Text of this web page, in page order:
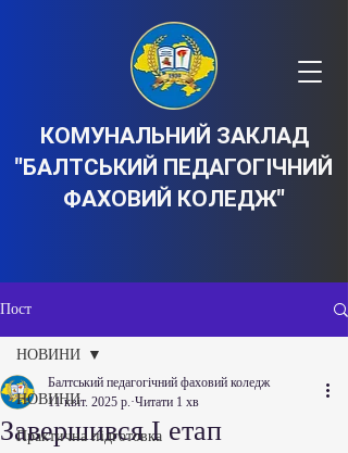
КОМУНАЛЬНИЙ ЗАКЛАД
"БАЛТСЬКИЙ ПЕДАГОГІЧНИЙ
ФАХОВИЙ КОЛЕДЖ"
Пост
НОВИНИ
Практична підготовка
НОВИНИ
Завершився І етап
Балтський педагогічний фаховий коледж
11 квіт. 2025 р. Читати 1 хв